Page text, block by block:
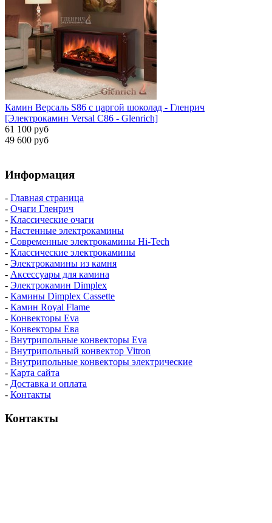
Камин Версаль S86 с царгой шоколад - Гленрич
[Электрокамин Versal С86 - Glenrich]
61 100 руб
49 600 руб
Информация
- Главная страница
- Очаги Гленрич
- Классические очаги
- Настенные электрокамины
- Современные электрокамины Hi-Tech
- Классические электрокамины
- Электрокамины из камня
- Аксессуары для камина
- Электрокамин Dimplex
- Камины Dimplex Cassette
- Камин Royal Flame
- Конвекторы Eva
- Конвекторы Ева
- Внутрипольные конвекторы Eva
- Внутрипольный конвектор Vitron
- Внутрипольные конвекторы электрические
- Карта сайта
- Доставка и оплата
- Контакты
Контакты